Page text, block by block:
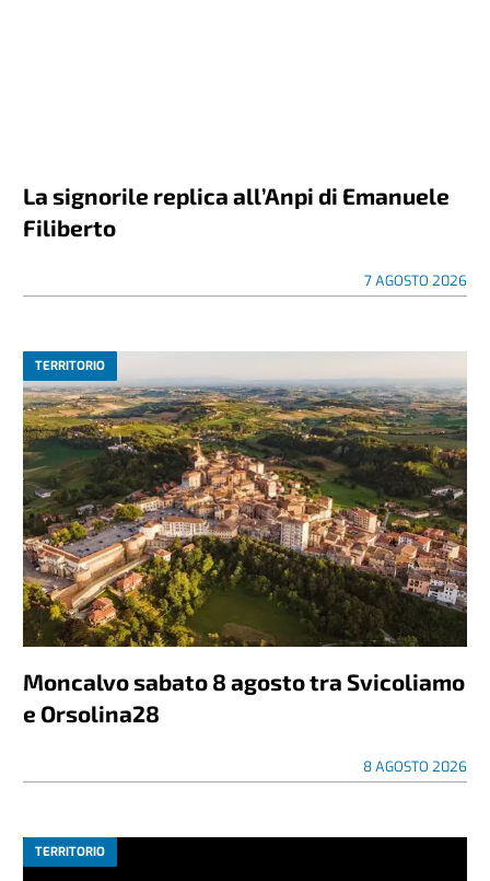
La signorile replica all’Anpi di Emanuele
Filiberto
7 AGOSTO 2026
TERRITORIO
Moncalvo sabato 8 agosto tra Svicoliamo
e Orsolina28
8 AGOSTO 2026
TERRITORIO